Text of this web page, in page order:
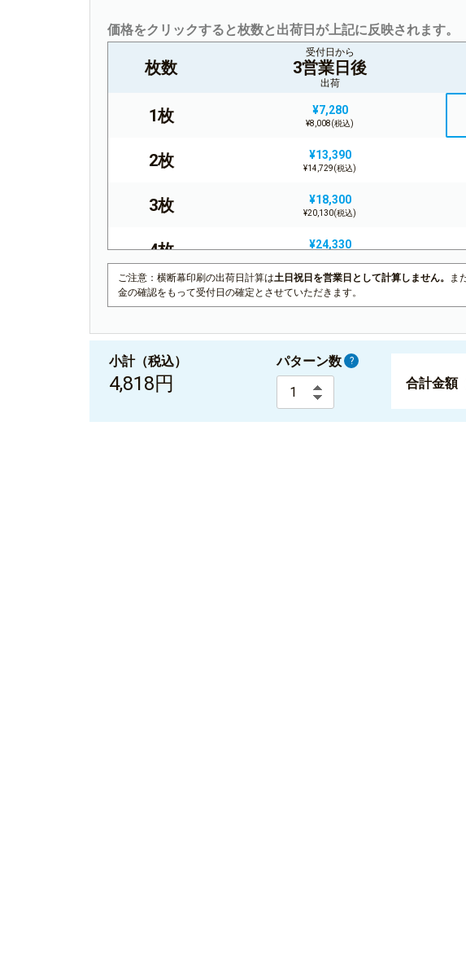
価格をクリックすると枚数と出荷日が上記に反映されます。
枚数
受付日から
3営業日後
出荷
1枚 ¥7,280
¥8,008(税込)
2枚 ¥13,390
¥14,729(税込)
3枚 ¥18,300
¥20,130(税込)
4枚 ¥24,330
5枚 ¥30,310
6枚 ¥36,260
7枚 ¥42,150
¥46,365(税込)
¥48,050
ご注意：横断幕印刷の出荷日計算は土日祝日を営業日として計算しません。
ま
金の確認をもって受付日の確定とさせていただきます。
小計（税込）
4,818円
パターン数 ?
合計金額